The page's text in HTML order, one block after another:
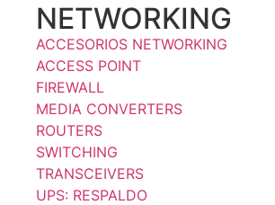
NETWORKING
ACCESORIOS NETWORKING
ACCESS POINT
FIREWALL
MEDIA CONVERTERS
ROUTERS
SWITCHING
TRANSCEIVERS
UPS: RESPALDO